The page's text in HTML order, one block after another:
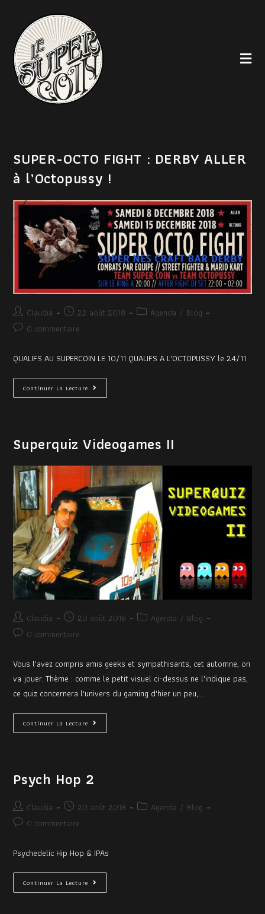
SUPER-OCTO FIGHT : DERBY ALLER
à l’Octopussy !
Claudia 22 août 2018 Agenda / Blog
0 commentaire
QUALIFS AU SUPERCOIN LE 10/11 QUALIFS A L'OCTOPUSSY le 24/11
Continuer La Lecture
Superquiz Videogames II
Claudia 20 août 2018 Agenda / Blog
0 commentaire
Vous l'avez compris amis geeks et sympathisants, cet automne, on
va jouer. Thème : comme le petit visuel ci-dessus ne l'indique pas,
ce quiz concernera l'univers du gaming d'hier un peu,…
Continuer La Lecture
Psych Hop 2
Claudia 20 août 2018 Agenda / Blog
0 commentaire
Psychedelic Hip Hop & IPAs
Continuer La Lecture